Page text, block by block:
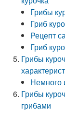
Грибы
Гриб
Рецепт
Гриб
Грибы
Немного
Грибы
грибами